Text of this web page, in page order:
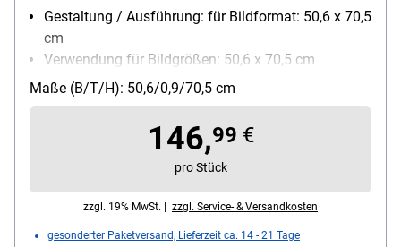
Gestaltung / Ausführung: für Bildformat: 50,6 x 70,5
cm
Verwendung für Bildgrößen: 50,6 x 70,5 cm
Besonderheiten: Bilder in Hochlösung, Druck in
Hochlösung
Maße (B/T/H): 50,6/0,9/70,5 cm
146,99 €
pro Stück
zzgl. 19% MwSt. | zzgl. Service- & Versandkosten
gesonderter Paketversand, Lieferzeit ca. 14 - 21 Tage